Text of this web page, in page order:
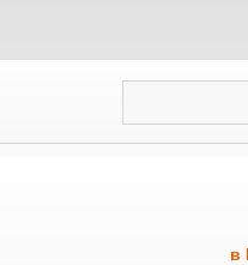
в